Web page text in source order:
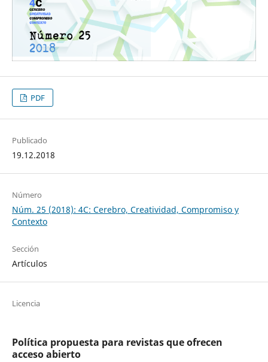
PDF
Publicado
19.12.2018
Número
Núm. 25 (2018): 4C: Cerebro, Creatividad, Compromiso y
Contexto
Sección
Artículos
Licencia
Política propuesta para revistas que ofrecen
acceso abierto